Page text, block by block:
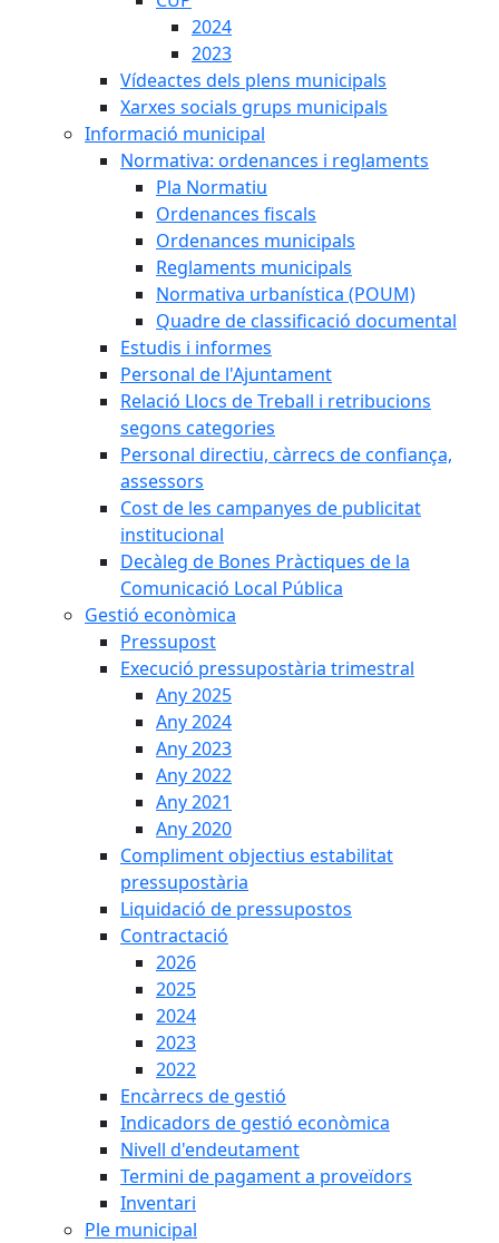
2024
2023
Vídeactes dels plens municipals
Xarxes socials grups municipals
Informació municipal
Normativa: ordenances i reglaments
Pla Normatiu
Ordenances fiscals
Ordenances municipals
Reglaments municipals
Normativa urbanística (POUM)
Quadre de classificació documental
Estudis i informes
Personal de l'Ajuntament
Relació Llocs de Treball i retribucions
segons categories
Personal directiu, càrrecs de confiança,
assessors
Cost de les campanyes de publicitat
institucional
Decàleg de Bones Pràctiques de la
Comunicació Local Pública
Gestió econòmica
Pressupost
Execució pressupostària trimestral
Any 2025
Any 2024
Any 2023
Any 2022
Any 2021
Any 2020
Compliment objectius estabilitat
pressupostària
Liquidació de pressupostos
Contractació
2026
2025
2024
2023
2022
Encàrrecs de gestió
Indicadors de gestió econòmica
Nivell d'endeutament
Termini de pagament a proveïdors
Inventari
Ple municipal